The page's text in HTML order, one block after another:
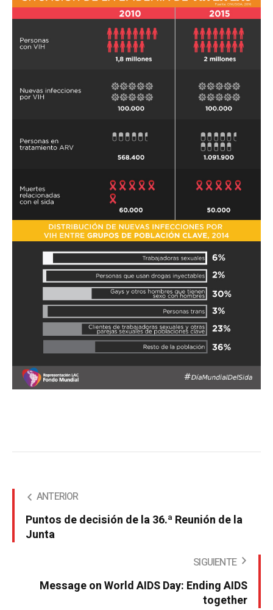
ANTERIOR
Puntos de decisión de la 36.ª Reunión de la
Junta
SIGUIENTE
Message on World AIDS Day: Ending AIDS
together